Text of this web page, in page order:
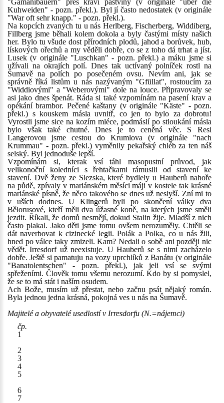
"Gamanibauern" přes kraví pastviny (v originále "über die
Kuhweiden" - pozn. překl.). Byl jí často nedostatek (v originále
"War oft sehr knapp." - pozn. překl.).
Na kopcích zvaných tu u nás Herlberg, Fischerberg, Widdiberg,
Fillberg jsme běhali kolem dokola a byly častými místy našich
her. Bylo tu všude dost přírodních plodů, jahod a borůvek, hub,
lískových ořechů a my věděli dobře, co se z toho dá trhat a jíst.
Lusek (v originále "Luschkan" - pozn. překl.) a máku jsme si
užívali na okrajích polí. Dnes tak uctívaný polníček rostl na
Šumavě na polích po posečeném ovsu. Nevím ani, jak se
správně říká listům u nás nazývaným "Gfüllat", rostoucím za
"Widdiovými" a "Weberovými" dole na louce. Připravovaly se
asi jako dnes špenát. Ráda si také vzpomínám na pasení krav a
opékání brambor. Pečené kaštany (v originále "Käste" - pozn.
překl.) s kouskem másla uvnitř, co jen to bylo za dobrotu!
Vyrostli jsme sice na kozím mléce, podmáslí po stloukání másla
bylo však také chutné. Dnes je to ceněná věc. S Resi
Langerovou jsme cestou do Krumlova (v originále "nach
Krummau" - pozn. překl.) vyměnily pekařský chléb za ten náš
selský. Byl jednoduše lepší.
Vzpomínám si, kterak vsí táhl masopustní průvod, jak
velikonoční koledníci s řehtačkami rámusili od stavení ke
stavení. Dvě ženy ze Slezska, které bydlely u Hauberů nahoře
na půdě, zpívaly v mariánském měsíci máji v kostele tak krásné
mariánské písně, že něco takového se dnes už neslyší. Zní mi to
v uších dodnes. U Klingerů byli po skončení války dva
Bělorusové, kteří měli dva úžasné koně, na kterých jsme směli
jezdit. Říkali, že domů nesmějí, dokud Stalin žije. Mladší z nich
často plakal. Jako děti jsme tomu ovšem nerozuměly. Chtěli se
dát naverbovat k cizinecké legii. Polák a Polka, co u nás žili,
hned po válce taky zmizeli. Kam? Nedali o sobě ani později nic
vědět. Irresdorf už neexistuje. U Hauberů se s nimi zacházelo
dobře. Ještě si pamatuju na vozy uprchlíků z Banátu (v originále
"Banatolentschen" - pozn. překl.), jak jeli vsí se svými
spřeženími. Člověk tomu všemu nerozumí. Kdo by si pomyslel,
že se to má stát i naším osudem.
Ach Bože, musím už přestat, nebo začnu psát nějaký román.
Byla jednou jedna krásná, pokojná ves u nás na Šumavě.
Majitelé a obyvatelé usedlostí v Irresdorfu (N.=nájemci)
čp.
1
2
3
4
5
6
7